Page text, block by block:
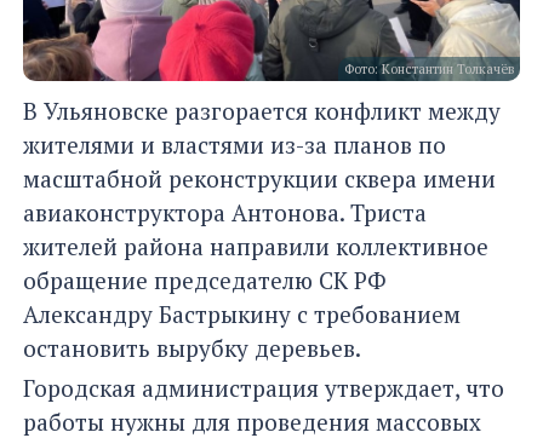
Фото: Константин Толкачёв
В Ульяновске разгорается конфликт между
жителями и властями из-за планов по
масштабной реконструкции сквера имени
авиаконструктора Антонова. Триста
жителей района направили коллективное
обращение председателю СК РФ
Александру Бастрыкину с требованием
остановить вырубку деревьев.
Городская администрация утверждает, что
работы нужны для проведения массовых